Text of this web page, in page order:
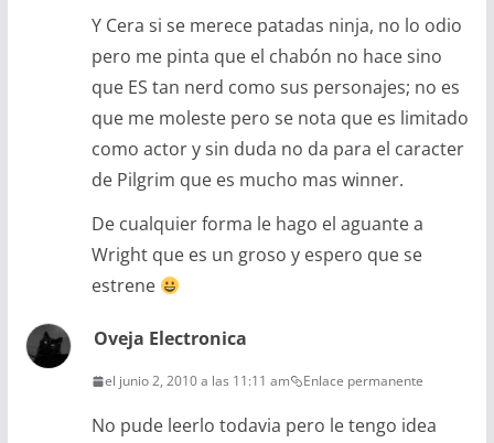
Y Cera si se merece patadas ninja, no lo odio
pero me pinta que el chabón no hace sino
que ES tan nerd como sus personajes; no es
que me moleste pero se nota que es limitado
como actor y sin duda no da para el caracter
de Pilgrim que es mucho mas winner.
De cualquier forma le hago el aguante a
Wright que es un groso y espero que se
estrene
Oveja Electronica
el junio 2, 2010 a las 11:11 am Enlace permanente
No pude leerlo todavia pero le tengo idea